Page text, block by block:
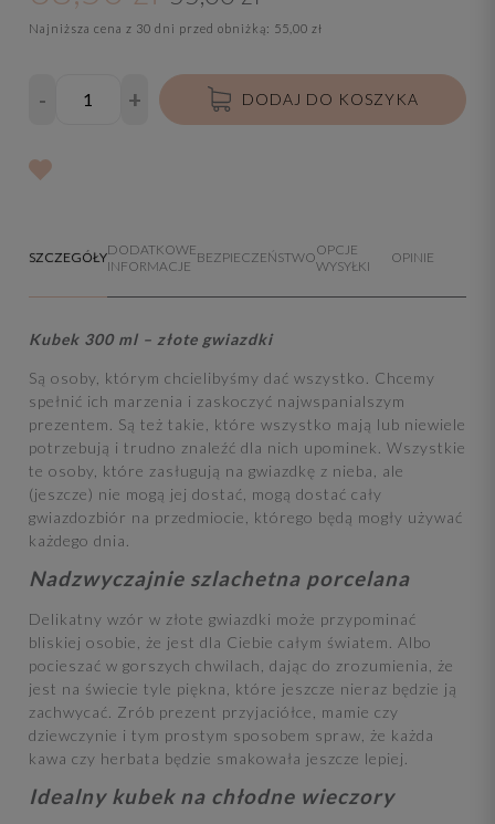
Najniższa cena z 30 dni przed obniżką: 55,00 zł
- + DODAJ DO KOSZYKA
SZCZEGÓŁYDODATKOWE
INFORMACJE BEZPIECZEŃSTWOOPCJE
WYSYŁKI
OPINIE
Kubek 300 ml – złote gwiazdki
Są osoby, którym chcielibyśmy dać wszystko. Chcemy
spełnić ich marzenia i zaskoczyć najwspanialszym
prezentem. Są też takie, które wszystko mają lub niewiele
potrzebują i trudno znaleźć dla nich upominek. Wszystkie
te osoby, które zasługują na gwiazdkę z nieba, ale
(jeszcze) nie mogą jej dostać, mogą dostać cały
gwiazdozbiór na przedmiocie, którego będą mogły używać
każdego dnia.
Nadzwyczajnie szlachetna porcelana
Delikatny wzór w złote gwiazdki może przypominać
bliskiej osobie, że jest dla Ciebie całym światem. Albo
pocieszać w gorszych chwilach, dając do zrozumienia, że
jest na świecie tyle piękna, które jeszcze nieraz będzie ją
zachwycać. Zrób prezent przyjaciółce, mamie czy
dziewczynie i tym prostym sposobem spraw, że każda
kawa czy herbata będzie smakowała jeszcze lepiej.
Idealny kubek na chłodne wieczory